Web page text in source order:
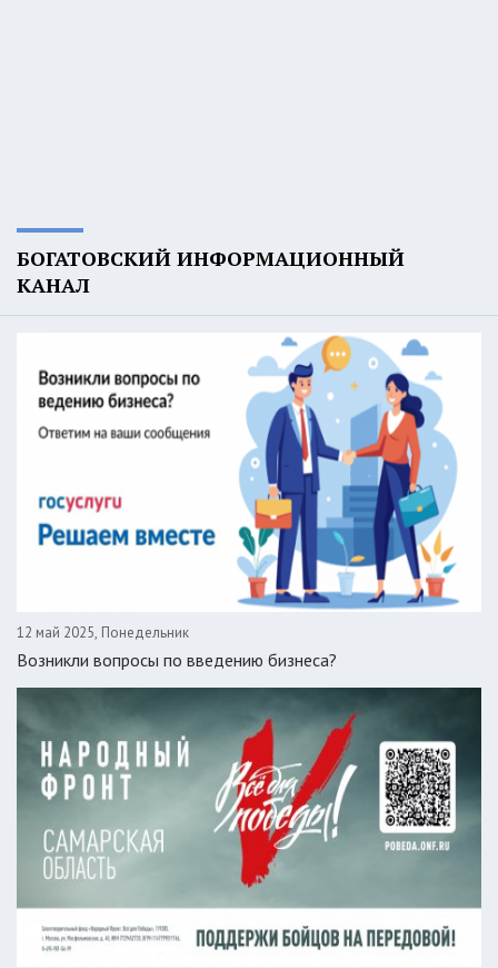
БОГАТОВСКИЙ ИНФОРМАЦИОННЫЙ
КАНАЛ
12 май 2025, Понедельник
Возникли вопросы по введению бизнеса?